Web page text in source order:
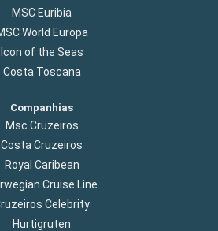
MSC Euribia
World Europa
Icon of the Seas
Costa Toscana
Companhias
Msc Cruzeiros
Costa Cruzeiros
Royal Caribean
Cruise Line
Celebrity
Hurtigruten